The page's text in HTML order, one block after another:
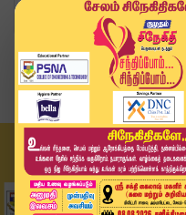
Home
வீடியோ ஸ்டோரி
புல்வாமா தாக்குதலின்